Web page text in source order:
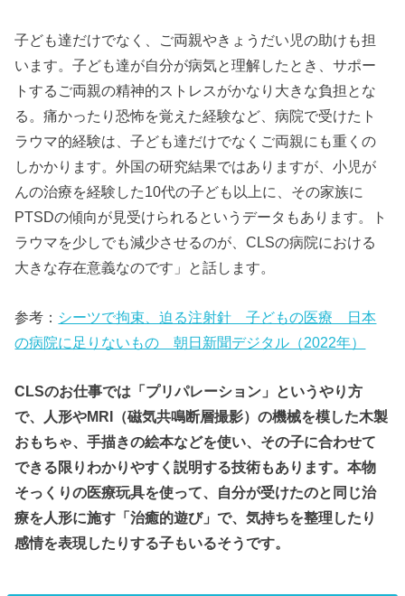
子ども達だけでなく、ご両親やきょうだい児の助けも担
います。子ども達が自分が病気と理解したとき、サポー
トするご両親の精神的ストレスがかなり大きな負担とな
る。痛かったり恐怖を覚えた経験など、病院で受けたト
ラウマ的経験は、子ども達だけでなくご両親にも重くの
しかかります。外国の研究結果ではありますが、小児が
んの治療を経験した10代の子ども以上に、その家族に
PTSDの傾向が見受けられるというデータもあります。ト
ラウマを少しでも減少させるのが、CLSの病院における
大きな存在意義なのです」と話します。
参考： シーツで拘束、迫る注射針 子どもの医療 日本
の病院に足りないもの 朝日新聞デジタル（2022年）
CLSのお仕事では「プリパレーション」というやり方
で、人形やMRI（磁気共鳴断層撮影）の機械を模した木製
おもちゃ、手描きの絵本などを使い、その子に合わせて
できる限りわかりやすく説明する技術もあります。本物
そっくりの医療玩具を使って、自分が受けたのと同じ治
療を人形に施す「治癒的遊び」で、気持ちを整理したり
感情を表現したりする子もいるそうです。